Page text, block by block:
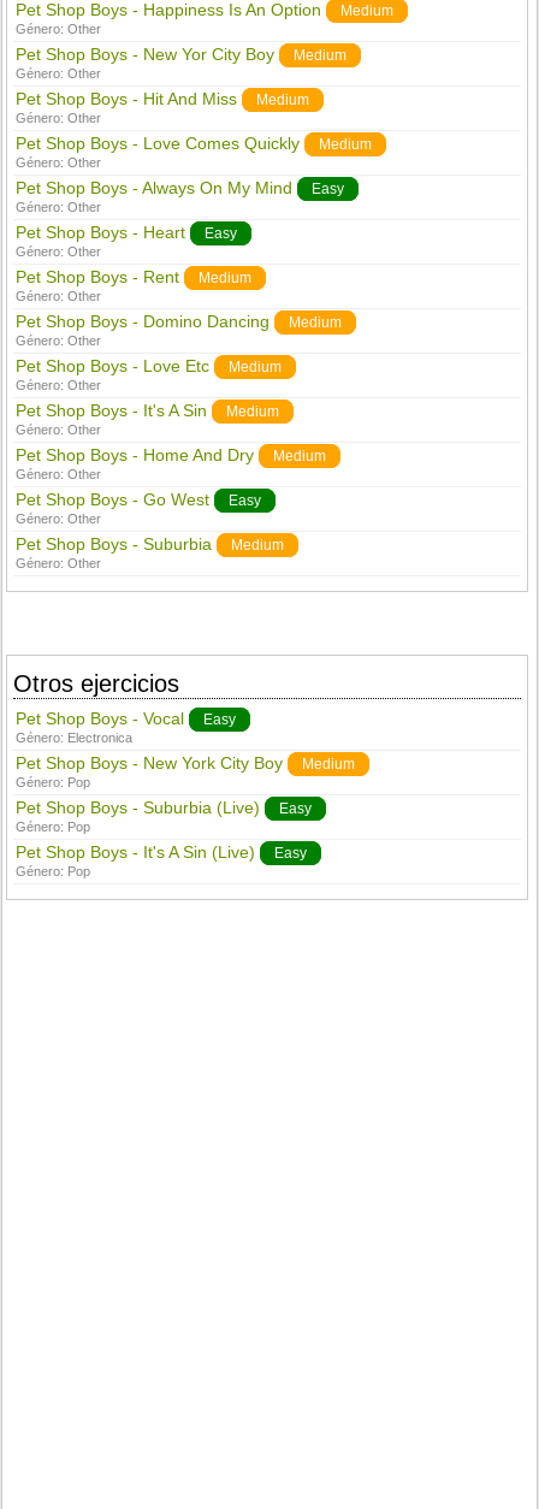
Pet Shop Boys - Happiness Is An Option Medium
Género:Other
Pet Shop Boys - New Yor City Boy Medium
Género:Other
Pet Shop Boys - Hit And Miss Medium
Género:Other
Pet Shop Boys - Love Comes Quickly Medium
Género:Other
Pet Shop Boys - Always On My Mind Easy
Género:Other
Pet Shop Boys - Heart Easy
Género:Other
Pet Shop Boys - Rent Medium
Género:Other
Pet Shop Boys - Domino Dancing Medium
Género:Other
Pet Shop Boys - Love Etc Medium
Género:Other
Pet Shop Boys - It's A Sin Medium
Género:Other
Pet Shop Boys - Home And Dry Medium
Género:Other
Pet Shop Boys - Go West Easy
Género:Other
Pet Shop Boys - Suburbia Medium
Género:Other
Otros ejercicios
Pet Shop Boys - Vocal Easy
Género: Electronica
Pet Shop Boys - New York City Boy Medium
Género: Pop
Pet Shop Boys - Suburbia (Live) Easy
Género: Pop
Pet Shop Boys - It's A Sin (Live) Easy
Género: Pop